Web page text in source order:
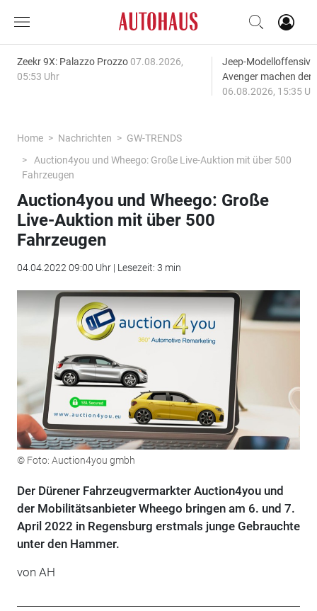
Zeekr 9X: Palazzo Prozzo 07.08.2026,
05:53 Uhr
Jeep-
Avenger machen
06.08.2026, 15:35
Home Nachrichten
GW-TRENDS
Auction4you und Wheego: Große Live-Auktion mit über 500
Fahrzeugen
Auction4you und Wheego: Große
Live-Auktion mit über 500
Fahrzeugen
04.04.2022 09:00 Uhr | Lesezeit: 3 min
© Foto: Auction4you gmbh
Der Dürener Fahrzeugvermarkter Auction4you und
der Mobilitätsanbieter Wheego bringen am 6. und 7.
April 2022 in Regensburg erstmals junge Gebrauchte
unter den Hammer.
von AH